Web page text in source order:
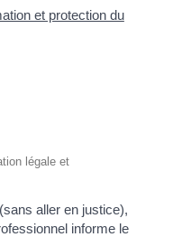
et protection du
légale et
aller en justice),
informe le